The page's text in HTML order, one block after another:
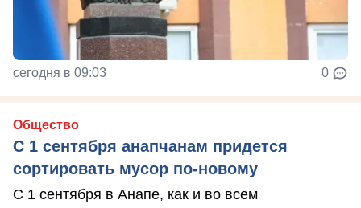
сегодня в 09:03 0
Общество
С 1 сентября анапчанам придется
сортировать мусор по-новому
С 1 сентября в Анапе, как и во всем